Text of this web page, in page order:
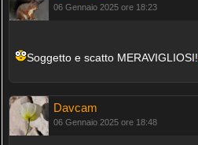
06 Gennaio 2025 ore 18:23
Soggetto e scatto MERAVIGLIOSI!
Davcam
06 Gennaio 2025 ore 18:48